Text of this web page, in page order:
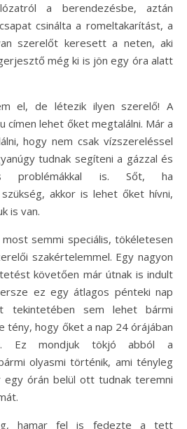
a berendezésbe, aztán
csinálta a romeltakarítást, a
szerelőt keresett a neten, aki
még ki is jön egy óra alatt
el, de létezik ilyen szerelő! A
címen lehet őket megtalálni. Már a
hogy nem csak vízszereléssel
tudnak segíteni a gázzal és
problémákkal is. Sőt, ha
akkor is lehet őket hívni,
is van.
semmi speciális, tökéletesen
szakértelemmel. Egy nagyon
követően már útnak is indult
ez egy átlagos pénteki nap
tekintetében sem lehet bármi
tény, hogy őket a nap 24 órájában
Ez mondjuk tökjó abból a
olyasmi történik, ami tényleg
egy órán belül ott tudnak teremni
hamar fel is fedezte a tett